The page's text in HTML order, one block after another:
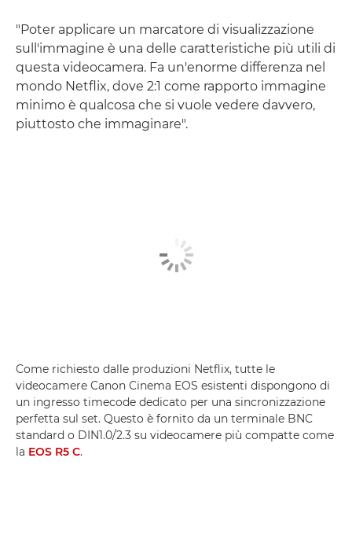
"Poter applicare un marcatore di visualizzazione
sull'immagine è una delle caratteristiche più utili di
questa videocamera. Fa un'enorme differenza nel
mondo Netflix, dove 2:1 come rapporto immagine
minimo è qualcosa che si vuole vedere davvero,
piuttosto che immaginare".
Come richiesto dalle produzioni Netflix, tutte le
videocamere Canon Cinema EOS esistenti dispongono di
un ingresso timecode dedicato per una sincronizzazione
perfetta sul set. Questo è fornito da un terminale BNC
standard o DIN1.0/2.3 su videocamere più compatte come
la EOS R5 C.